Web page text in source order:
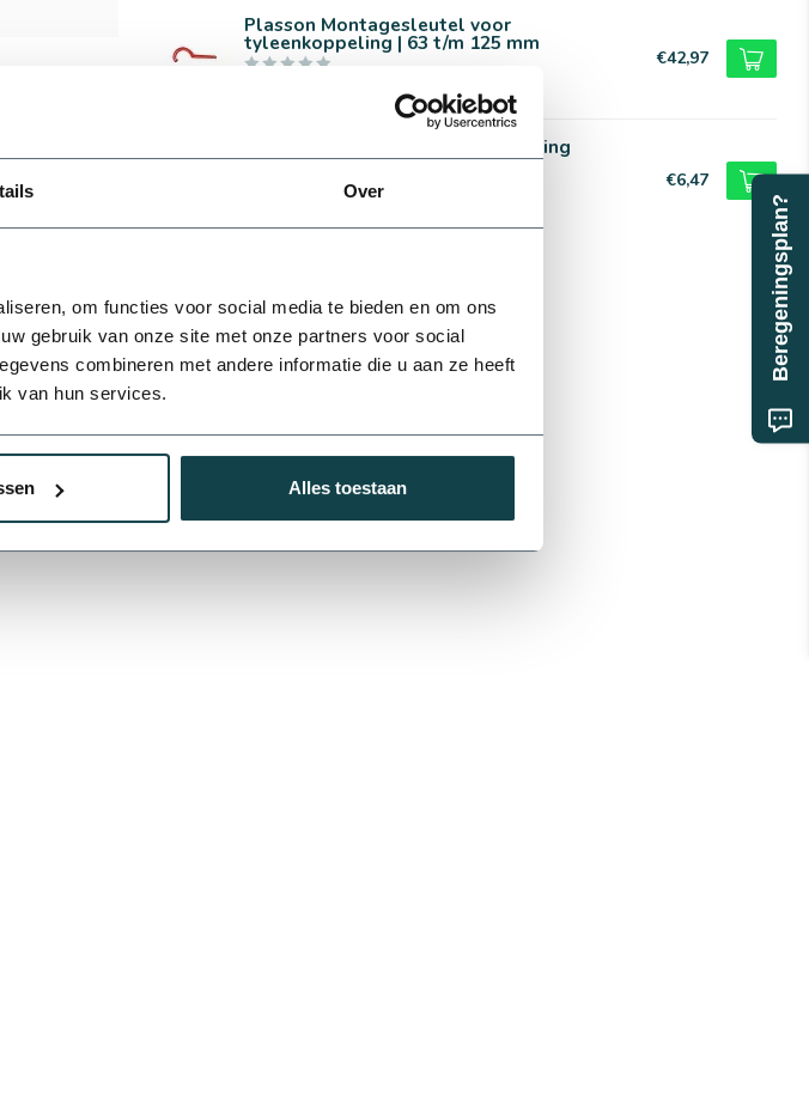
Over
om functies voor social media te bieden en om ons
gebruik van onze site met onze partners voor social
combineren met andere informatie die u aan ze heeft
van hun services.
Alles toestaan
toevoegen
Plasson Montagesleutel voor
tyleenkoppeling | 63 t/m 125 mm
€42,97
Plasson Tyleen overgangskoppeling
buitendraad | 40 t/m 63 mm
€6,47
Beregeningsplan?